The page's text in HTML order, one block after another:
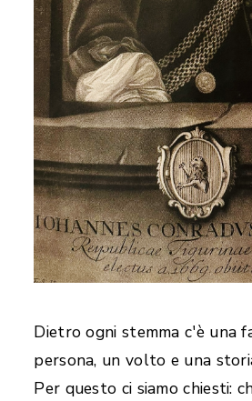
Dietro ogni stemma c'è una
persona, un volto e una
Per questo ci siamo chiesti: